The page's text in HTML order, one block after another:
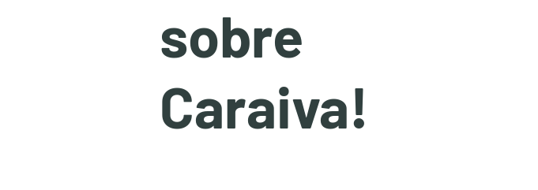
sobre
Caraiva!